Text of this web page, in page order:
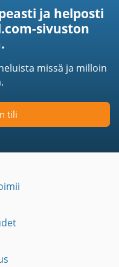
ja helposti
sivuston
missä ja milloin
tili